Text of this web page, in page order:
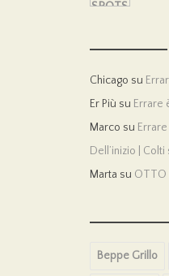
Chicago su
Er Più su Errare
Marco su
Dell’inizio | Colti
Marta su OTTO
Beppe Grillo